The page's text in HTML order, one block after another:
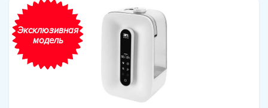
Эксклюзивная
модель